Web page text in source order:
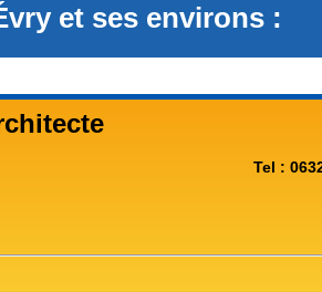
et ses environs :
Tel :